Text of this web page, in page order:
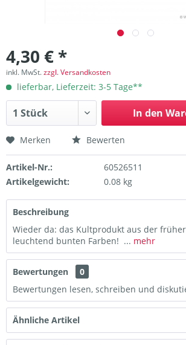
4,30 € *
inkl. MwSt.zzgl. Versandkosten
lieferbar, Lieferzeit: 3-5 Tage**
In den
Merken Bewerten
Artikel-Nr.:
60526511
Artikelgewicht:
0.08 kg
Beschreibung
Wieder da: das Kultprodukt aus der
leuchtend bunten Farben! ... mehr
Bewertungen
0
Bewertungen lesen, schreiben und
Ähnliche Artikel